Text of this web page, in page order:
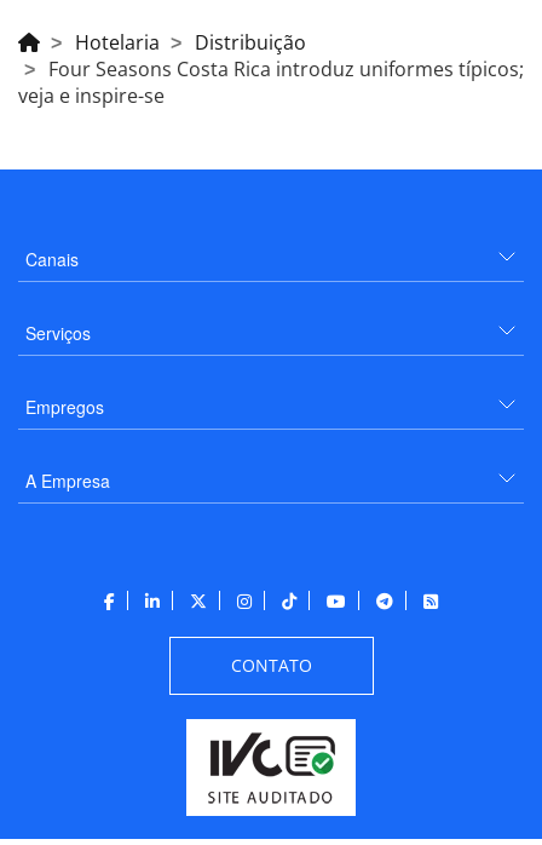
Hotelaria
Distribuição
Four Seasons Costa Rica introduz uniformes típicos;
veja e inspire-se
Canais
Serviços
Empregos
A Empresa
CONTATO